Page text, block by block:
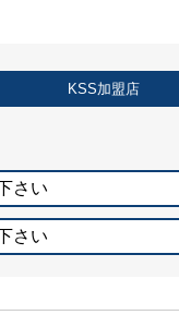
KSS加盟店
さい
さい